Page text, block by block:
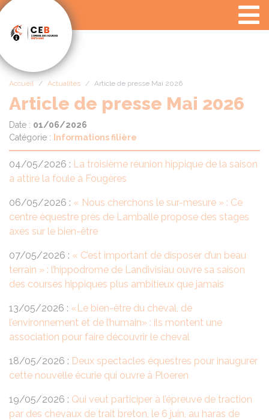
Accueil Actualités Article de presse Mai 2026
Article de presse Mai 2026
Date : 01/06/2026
Catégorie :
Informations filière
04/05/2026 : La troisième réunion hippique de la saison
a attiré la foule à Fougères
06/05/2026 : « Nous cherchons le sur-mesure » : Ce
centre équestre près de Lamballe propose des stages
axés sur le bien-être
07/05/2026 : « C’est important de disposer d’un beau
terrain » : l’hippodrome de Landivisiau ouvre sa saison
des courses hippiques plus ambitieux que jamais
13/05/2026 : «Le bien-être du cheval, de
l’environnement et de l’humain» : ils montent une
association pour faire découvrir le cheval
18/05/2026 : Deux spectacles équestres pour inaugurer
cette nouvelle écurie qui ouvre à Ploeren
19/05/2026 : Qui veut participer à l’épreuve de traction
par des chevaux de trait breton, le 6 juin, au haras de
Panneau de gestion des cookies